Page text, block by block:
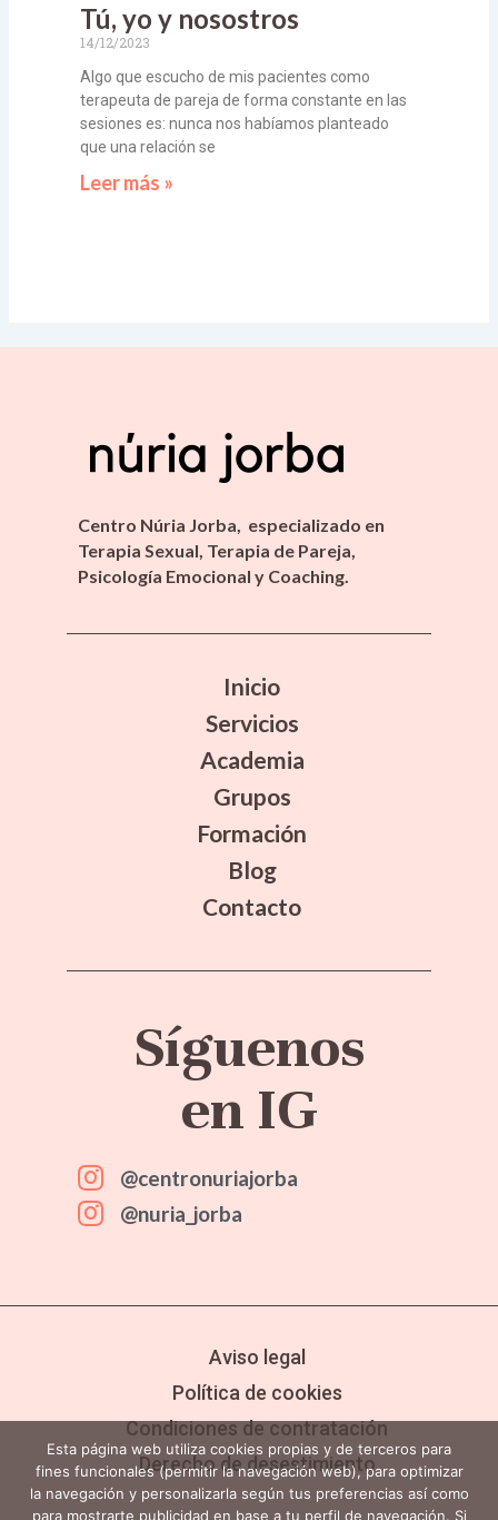
Tú, yo y nosostros
14/12/2023
Algo que escucho de mis pacientes como
terapeuta de pareja de forma constante en las
sesiones es: nunca nos habíamos planteado
que una relación se
Leer más »
Centro Núria Jorba, especializado en
Terapia Sexual, Terapia de Pareja,
Psicología Emocional y Coaching.
Inicio
Servicios
Academia
Grupos
Formación
Blog
Contacto
Síguenos
en IG
@centronuriajorba
@nuria_jorba
Aviso legal
Política de cookies
Condiciones de contratación
Derecho de desestimiento
Esta página web utiliza cookies propias y de terceros para
fines funcionales (permitir la navegación web), para optimizar
la navegación y personalizarla según tus preferencias así como
para mostrarte publicidad en base a tu perfil de navegación. Si